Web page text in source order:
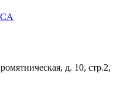
д. 10, стр.2,